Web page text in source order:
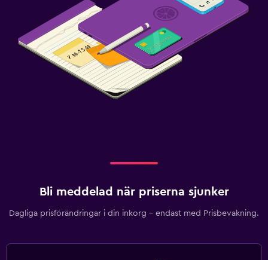
Bli meddelad när priserna sjunker
Dagliga prisförändringar i din inkorg – endast med Prisbevakning.